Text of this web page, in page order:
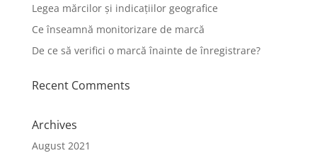
Legea mărcilor și indicațiilor geografice
Ce înseamnă monitorizare de marcă
De ce să verifici o marcă înainte de înregistrare?
Recent Comments
Archives
August 2021